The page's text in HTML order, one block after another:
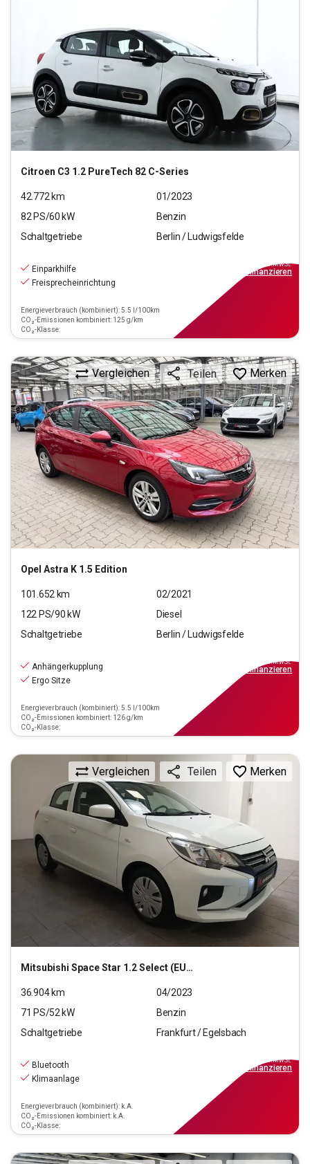
Citroen C3 1.2 PureTech 82 C-Series
42.772 km
01/2023
82 PS/60 kW
Benzin
Schaltgetriebe
Berlin / Ludwigsfelde
Einparkhilfe
Freisprecheinrichtung
Energieverbrauch (kombiniert): 5.5 l/100km
CO₂-Emissionen kombiniert: 125 g/km
CO₂-Klasse:
inkl.MwSt.
finanzieren
Opel Astra K 1.5 Edition
Vergleichen Teilen Merken
101.652km
02/2021
122 PS/90 kW
Diesel
Schaltgetriebe
Berlin / Ludwigsfelde
Anhängerkupplung
Ergo Sitze
Energieverbrauch (kombiniert): 5.5 l/100km
CO₂-Emissionen kombiniert: 126 g/km
CO₂-Klasse:
inkl.MwSt.
finanzieren
Mitsubishi Space Star 1.2 Select (EURO 6d)
Vergleichen Teilen Merken
36.904km
04/2023
71 PS/52 kW
Benzin
Schaltgetriebe
Frankfurt / Egelsbach
Bluetooth
Klimaanlage
Energieverbrauch (kombiniert): k.A.
CO₂-Emissionen kombiniert: k.A.
CO₂-Klasse:
inkl.MwSt.
finanzieren